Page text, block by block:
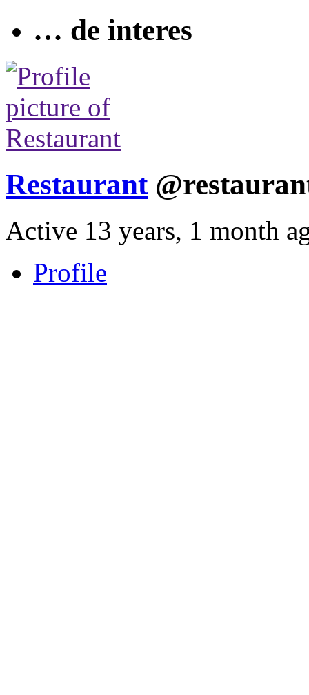
… de interes
Restaurant
Active 13 years, 1 month
Profile